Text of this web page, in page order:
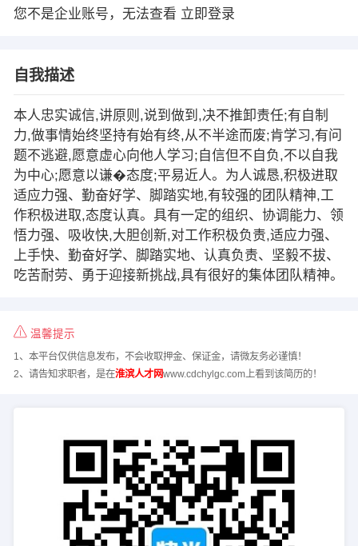
您不是企业账号，无法查看 立即登录
自我描述
本人忠实诚信,讲原则,说到做到,决不推卸责任;有自制
力,做事情始终坚持有始有终,从不半途而废;肯学习,有问
题不逃避,愿意虚心向他人学习;自信但不自负,不以自我
为中心;愿意以谦�态度;平易近人。为人诚恳,积极进取
适应力强、勤奋好学、脚踏实地,有较强的团队精神,工
作积极进取,态度认真。具有一定的组织、协调能力、领
悟力强、吸收快,大胆创新,对工作积极负责,适应力强、
上手快、勤奋好学、脚踏实地、认真负责、坚毅不拔、
吃苦耐劳、勇于迎接新挑战,具有很好的集体团队精神。
温馨提示
1、本平台仅供信息发布，不会收取押金、保证金，请微友务必谨慎！
2、请告知求职者，是在淮滨人才网www.cdchylgc.com上看到该简历的！